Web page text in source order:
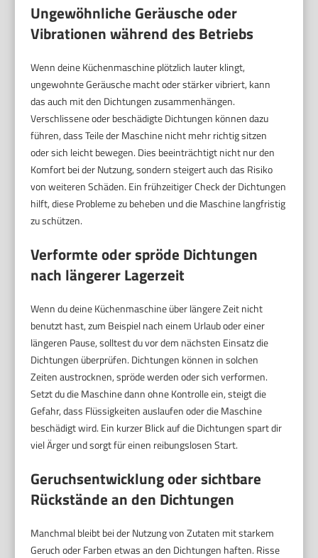
Ungewöhnliche Geräusche oder
Vibrationen während des Betriebs
Wenn deine Küchenmaschine plötzlich lauter klingt,
ungewohnte Geräusche macht oder stärker vibriert, kann
das auch mit den Dichtungen zusammenhängen.
Verschlissene oder beschädigte Dichtungen können dazu
führen, dass Teile der Maschine nicht mehr richtig sitzen
oder sich leicht bewegen. Dies beeinträchtigt nicht nur den
Komfort bei der Nutzung, sondern steigert auch das Risiko
von weiteren Schäden. Ein frühzeitiger Check der Dichtungen
hilft, diese Probleme zu beheben und die Maschine langfristig
zu schützen.
Verformte oder spröde Dichtungen
nach längerer Lagerzeit
Wenn du deine Küchenmaschine über längere Zeit nicht
benutzt hast, zum Beispiel nach einem Urlaub oder einer
längeren Pause, solltest du vor dem nächsten Einsatz die
Dichtungen überprüfen. Dichtungen können in solchen
Zeiten austrocknen, spröde werden oder sich verformen.
Setzt du die Maschine dann ohne Kontrolle ein, steigt die
Gefahr, dass Flüssigkeiten auslaufen oder die Maschine
beschädigt wird. Ein kurzer Blick auf die Dichtungen spart dir
viel Ärger und sorgt für einen reibungslosen Start.
Geruchsentwicklung oder sichtbare
Rückstände an den Dichtungen
Manchmal bleibt bei der Nutzung von Zutaten mit starkem
Geruch oder Farben etwas an den Dichtungen haften. Risse